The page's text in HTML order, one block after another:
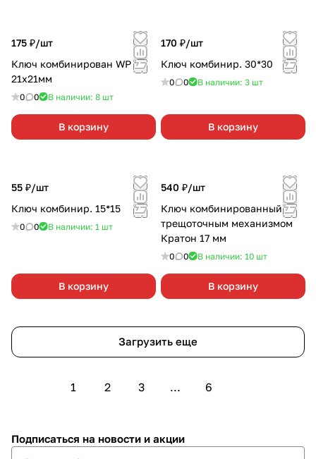
175 ₽/шт
Ключ комбинирован WP
21х21мм
0 0 В наличии: 8 шт
В корзину
170 ₽/шт
Ключ комбинир. 30*30
0 0 В наличии: 3 шт
В корзину
55 ₽/шт
Ключ комбинир. 15*15
0 0 В наличии: 1 шт
В корзину
540 ₽/шт
Ключ комбинированный с
трещоточным механизмом
Кратон 17 мм
0 0 В наличии: 10 шт
В корзину
Загрузить еще
1 2 3 ... 6
Подписаться на новости и акции